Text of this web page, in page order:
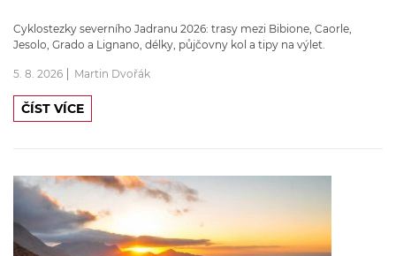
Cyklostezky severního Jadranu 2026: trasy mezi Bibione, Caorle,
Jesolo, Grado a Lignano, délky, půjčovny kol a tipy na výlet.
5. 8. 2026 Martin Dvořák
ČÍST VÍCE